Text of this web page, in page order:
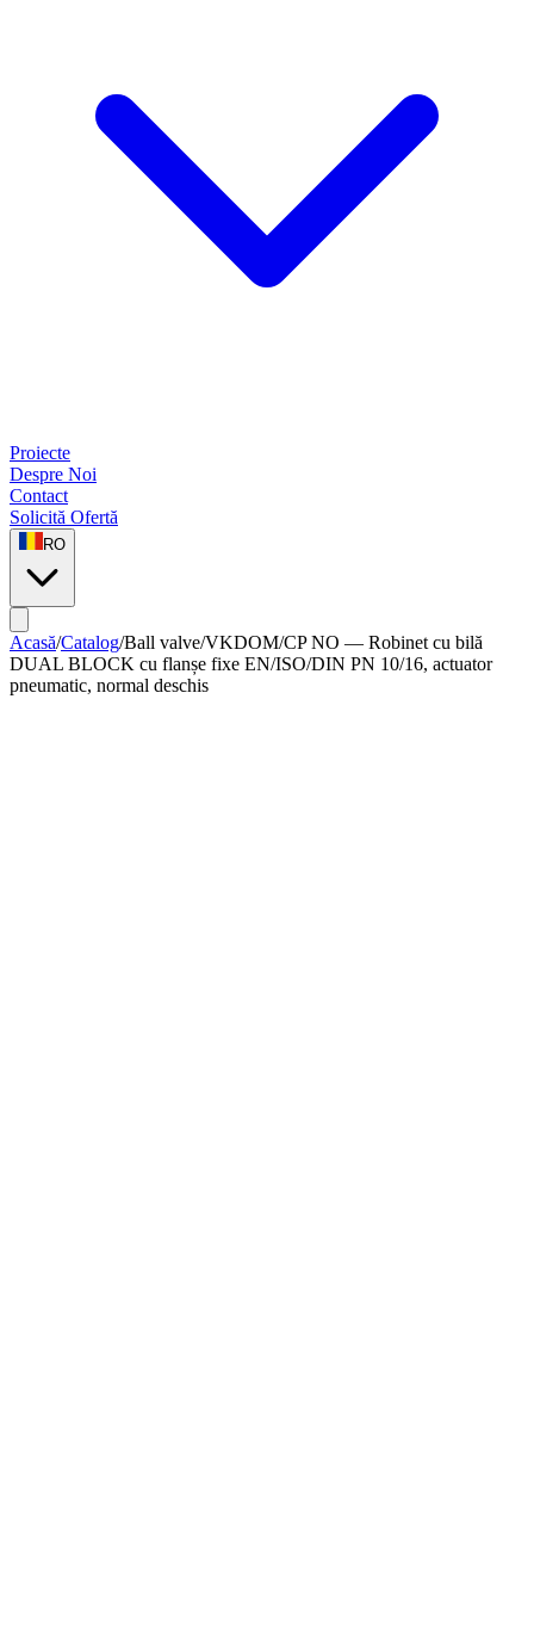
Proiecte
Despre Noi
Contact
Solicită Ofertă
RO
Acasă/Catalog/Ball valve/VKDOM/CP NO — Robinet cu bilă
DUAL BLOCK cu flanșe fixe EN/ISO/DIN PN 10/16, actuator
pneumatic, normal deschis